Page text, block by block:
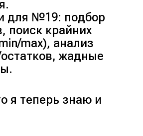
для №19: подбор
поиск крайних
max), анализ
жадные
я теперь знаю и